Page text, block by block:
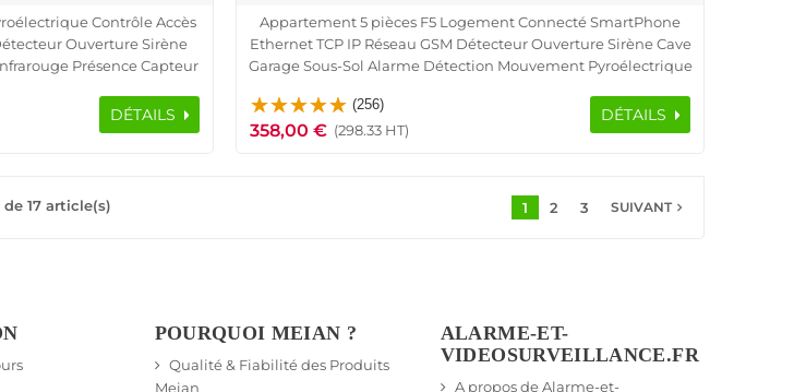
Contrôle Accès
Ouverture Sirène
Présence Capteur
Connecté
DÉTAILS
Appartement 5 pièces F5 Logement Connecté SmartPhone
Ethernet TCP IP Réseau GSM Détecteur Ouverture Sirène Cave
Garage Sous-Sol Alarme Détection Mouvement Pyroélectrique
Porte Fenêtre Télécommande
(256)
358,00 € (298.33 HT)
DÉTAILS
17 article(s) 1 2 3 SUIVANTnavigate_next
POURQUOI MEIAN ?
Qualité & Fiabilité des Produits
Meian
ALARME-ET-
VIDEOSURVEILLANCE.FR
A propos de Alarme-et-